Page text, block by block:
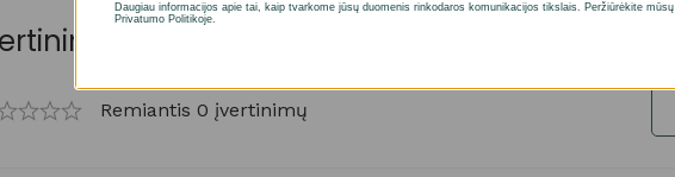
ir atsiliepimai
Remiantis 0 įvertinimų
Daugiau informacijos apie tai, kaip tvarkome jūsų duomenis rinkodaros komunikacijos tikslais. Peržiūrėkite mūsų
Privatumo Politikoje.